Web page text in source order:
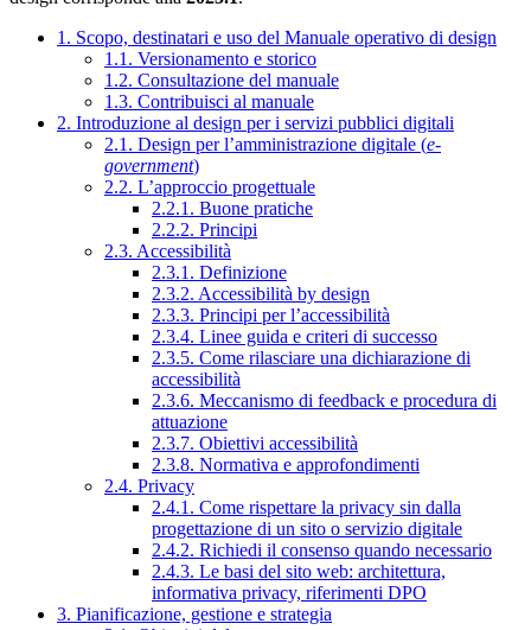
1. Scopo, destinatari e uso del Manuale operativo di design
1.1. Versionamento e storico
1.2. Consultazione del manuale
1.3. Contribuisci al manuale
2. Introduzione al design per i servizi pubblici digitali
2.1. Design per l’amministrazione digitale (e-
government)
2.2. L’approccio progettuale
2.2.1. Buone pratiche
2.2.2. Principi
2.3. Accessibilità
2.3.1. Definizione
2.3.2. Accessibilità by design
2.3.3. Principi per l’accessibilità
2.3.4. Linee guida e criteri di successo
2.3.5. Come rilasciare una dichiarazione di
accessibilità
2.3.6. Meccanismo di feedback e procedura di
attuazione
2.3.7. Obiettivi accessibilità
2.3.8. Normativa e approfondimenti
2.4. Privacy
2.4.1. Come rispettare la privacy sin dalla
progettazione di un sito o servizio digitale
2.4.2. Richiedi il consenso quando necessario
2.4.3. Le basi del sito web: architettura,
informativa privacy, riferimenti DPO
3. Pianificazione, gestione e strategia